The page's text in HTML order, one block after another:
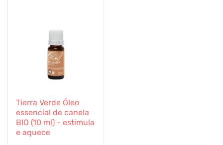
Tierra Verde Óleo
essencial de canela
BIO (10 ml) - estimula
e aquece